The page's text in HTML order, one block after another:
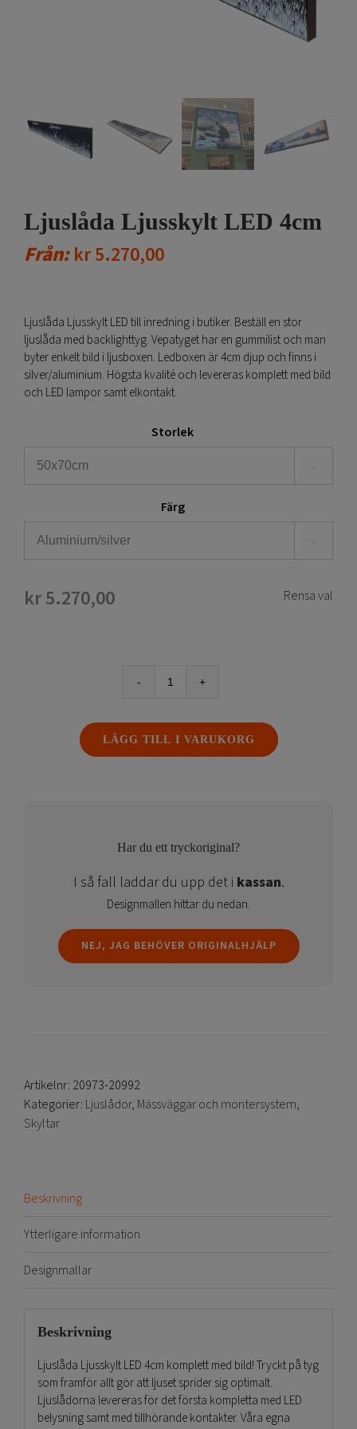
Ljuslåda Ljusskylt LED 4cm
Från:kr5.270,00
Ljuslåda Ljusskylt LED till inredning i butiker. Beställ en stor
ljuslåda med backlighttyg. Vepatyget har en gummilist och man
byter enkelt bild i ljusboxen. Ledboxen är 4cm djup och finns i
silver/aluminium. Högsta kvalité och levereras komplett med bild
och LED lampor samt elkontakt.
Storlek
Färg
kr5.270,00 Rensa val
Ljuslåda
LED
4cm
LÄGG TILL I VARUKORG
Har du ett tryckoriginal?
I så fall laddar du upp det i kassan.
Designmallen hittar du nedan.
NEJ, JAG BEHÖVER ORIGINALHJÄLP
Artikelnr: 20973-20992
Kategorier: Ljuslådor, Mässväggar och montersystem,
Skyltar
Beskrivning
Ytterligare information
Designmallar
Beskrivning
Ljuslåda Ljusskylt LED 4cm komplett med bild! Tryckt på tyg
som framför allt gör att ljuset sprider sig optimalt.
Ljuslådorna levereras för det första kompletta med LED
belysning samt med tillhörande kontakter. Våra egna